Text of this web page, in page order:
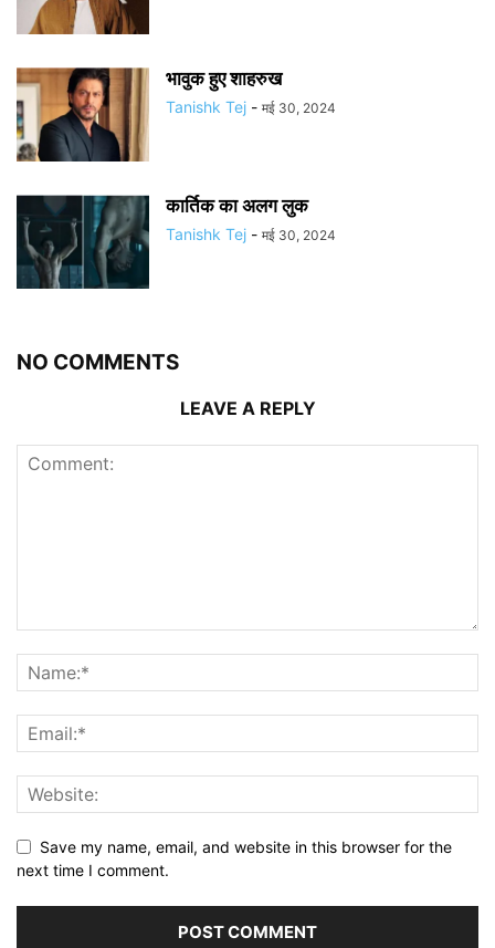
भावुक हुए शाहरुख
Tanishk Tej - मई 30, 2024
कार्तिक का अलग लुक
Tanishk Tej - मई 30, 2024
NO COMMENTS
LEAVE A REPLY
Save my name, email, and website in this browser for the
next time I comment.